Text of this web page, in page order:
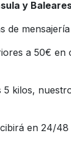
y
de
a 50€
kilos,
en 24/